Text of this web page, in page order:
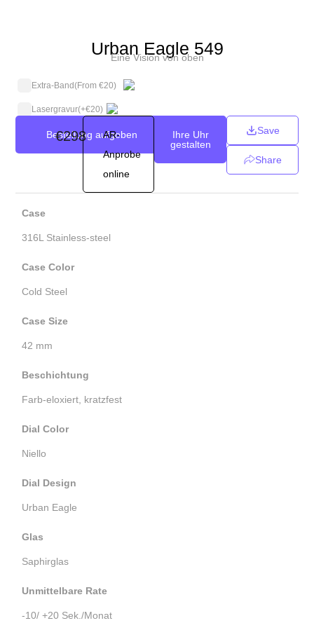
Urban Eagle 549
Eine Vision von oben
Case
316L Stainless-steel
Case Color
Cold Steel
Case Size
42 mm
Beschichtung
Farb-eloxiert, kratzfest
Dial Color
Niello
Dial Design
Urban Eagle
Glas
Saphirglas
Unmittelbare Rate
-10/ +20 Sek./Monat
Extra-Band(From €20)
Lasergravur(+€20)
Bestellung aufgeben
€298
AR-
Anprobe
online
Ihre Uhr
gestalten
Save
Share